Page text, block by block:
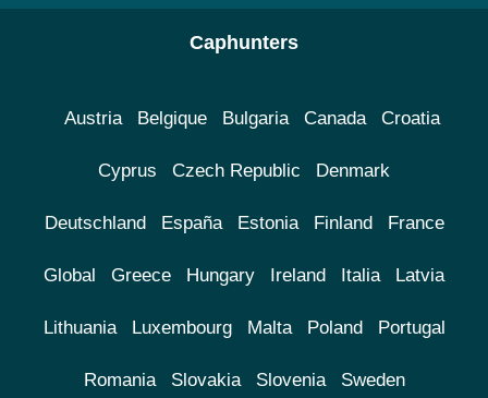
Caphunters
Austria Belgique Bulgaria Canada Croatia
Cyprus Czech Republic Denmark
Deutschland España Estonia Finland France
Global Greece Hungary Ireland Italia Latvia
Lithuania Luxembourg Malta Poland Portugal
Romania Slovakia Slovenia Sweden